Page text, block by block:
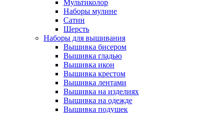
Мультиколор
Наборы мулине
Сатин
Шерсть
Наборы для вышивания
Вышивка бисером
Вышивка гладью
Вышивка икон
Вышивка крестом
Вышивка лентами
Вышивка на изделиях
Вышивка на одежде
Вышивка подушек